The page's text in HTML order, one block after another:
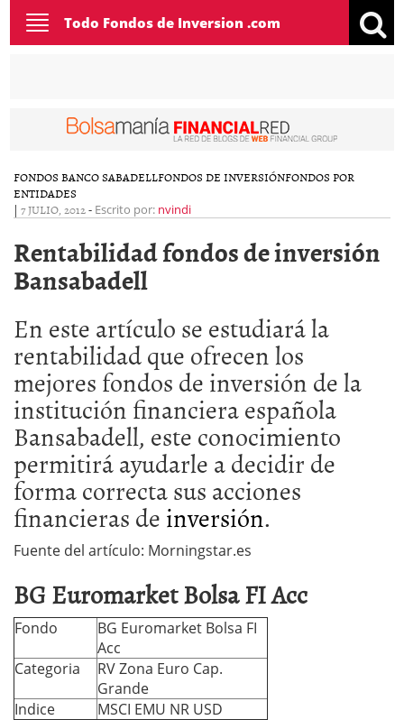
Toggle
navigation
Todo Fondos de Inversion .com
FONDOS BANCO SABADELLFONDOS DE INVERSIÓNFONDOS POR
ENTIDADES
| 7 JULIO, 2012- Escrito por: nvindi
Rentabilidad fondos de inversión
Bansabadell
En este artículo se estudiará la
rentabilidad que ofrecen los
mejores fondos de inversión de la
institución financiera española
Bansabadell, este conocimiento
permitirá ayudarle a decidir de
forma correcta sus acciones
financieras deinversión.
Fuente del artículo: Morningstar.es
BG Euromarket Bolsa FI Acc
Fondo
BG Euromarket Bolsa FI
Acc
Categoria
RV Zona Euro Cap.
Grande
Indice
MSCI EMU NR USD